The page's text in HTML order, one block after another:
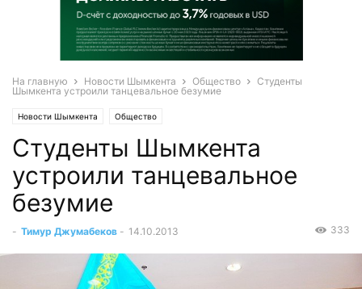
На главную Новости Шымкента Общество
Студенты
Шымкента устроили танцевальное безумие
Новости Шымкента Общество
Студенты Шымкента
устроили танцевальное
безумие
- Тимур Джумабеков - 14.10.2013 333